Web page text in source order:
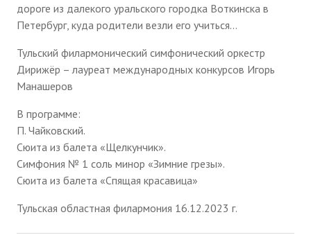
дороге из далекого уральского городка Воткинска в
Петербург, куда родители везли его учиться…
Тульский филармонический симфонический оркестр
Дирижёр – лауреат международных конкурсов Игорь
Манашеров
В программе:
П. Чайковский.
Сюита из балета «Щелкунчик».
Симфония № 1 соль минор «Зимние грезы».
Сюита из балета «Спящая красавица»
Тульская областная филармония 16.12.2023 г.